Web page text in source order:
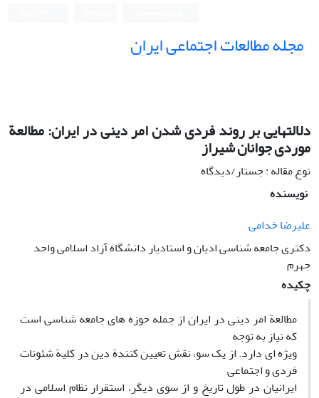
مجله مطالعات اجتماعی ایران
دلالتهایی بر روند فردی شدن امر دینی در ایران: مطالعة
موردی جوانان شیراز
نوع مقاله : جستار/دیدگاه
نویسنده
علیرضا خدامی
دکتری جامعه شناسی ادیان و استادیار دانشگاه آزاد اسلامی واحد
جهرم
چکیده
مطالعة امر دینی در ایران از جمله حوزه های جامعه شناسی است
که نیاز به توجه
ویژه ای دارد. از یک سو، نقش تعیین کنندة دین در کلیة شئونات
فردی و اجتماعی
ایرانیان در طول تاریخ و از سوی دیگر، استقرار نظام اسلامی در